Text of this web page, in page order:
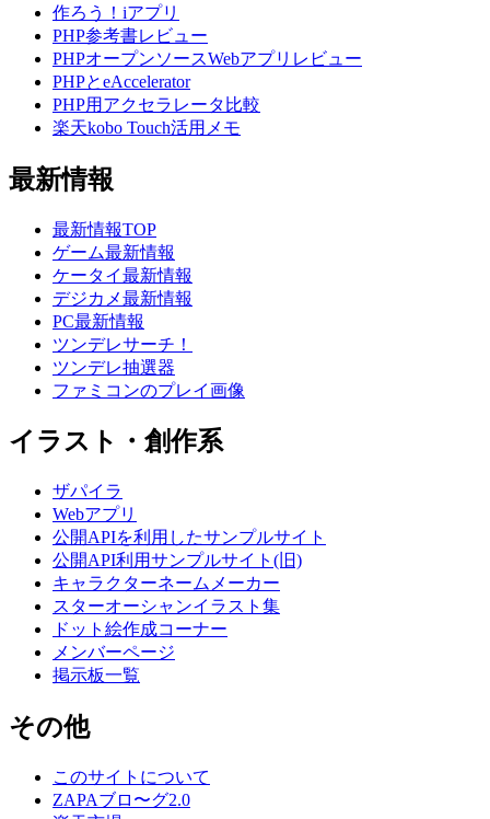
作ろう！iアプリ
PHP参考書レビュー
PHPオープンソースWebアプリレビュー
PHPとeAccelerator
PHP用アクセラレータ比較
楽天kobo Touch活用メモ
最新情報
最新情報TOP
ゲーム最新情報
ケータイ最新情報
デジカメ最新情報
PC最新情報
ツンデレサーチ！
ツンデレ抽選器
ファミコンのプレイ画像
イラスト・創作系
ザパイラ
Webアプリ
公開APIを利用したサンプルサイト
公開API利用サンプルサイト(旧)
キャラクターネームメーカー
スターオーシャンイラスト集
ドット絵作成コーナー
メンバーページ
掲示板一覧
その他
このサイトについて
ZAPAブロ〜グ2.0